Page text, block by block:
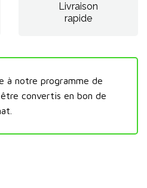
Livraison
rapide
à notre programme de
convertis en bon de